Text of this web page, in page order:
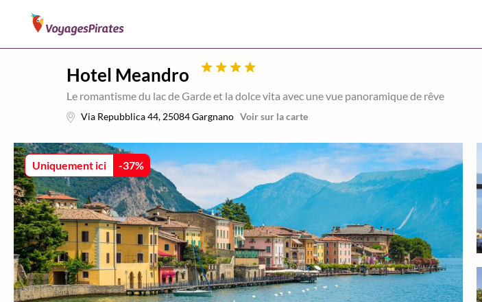
Hotel Meandro
Le romantisme du lac de Garde et la dolce vita avec une vue panoramique de rêve
Via Repubblica 44, 25084Gargnano Voir sur la carte
Uniquement ici -37%